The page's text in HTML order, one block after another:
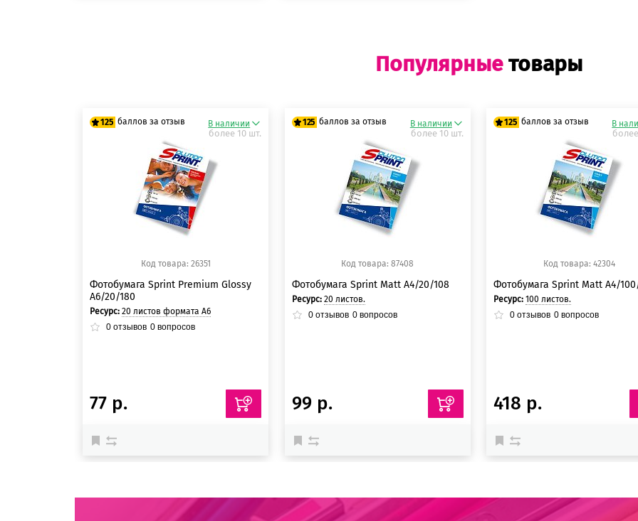
Популярныетовары
125 баллов за отзыв
125 баллов
125 баллов
В наличии
более 10 шт.
Код товара: 26351
Фотобумага Sprint Premium Glossy
A6/20/180
Ресурс:20 листов формата А6
0 отзывов 0 вопросов
77 р.
125 баллов за отзыв
125 баллов
125 баллов
В наличии
более 10 шт.
Код товара: 87408
Фотобумага Sprint Matt A4/20/108
Ресурс: 20 листов.
0отзывов 0вопросов
99 р.
125 баллов за отзыв
125 баллов
125 баллов
В
Код товара: 42304
Фотобумага Sprint Matt A4/
Ресурс:100 листов.
0 отзывов 0 вопросов
418 р.